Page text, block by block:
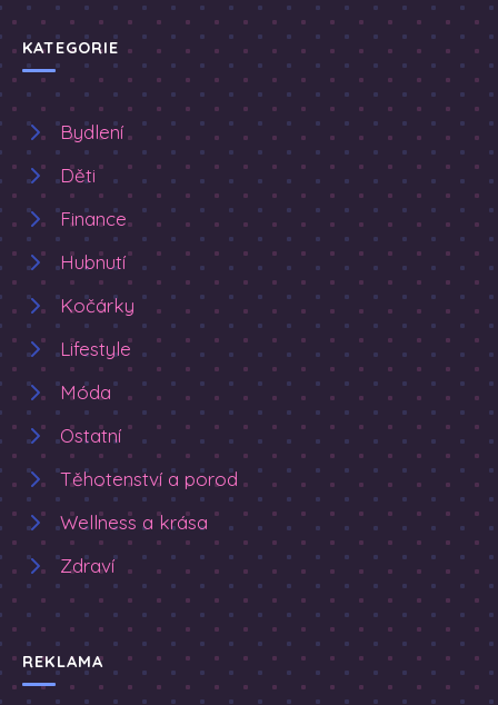
KATEGORIE
Bydlení
Děti
Finance
Hubnutí
Kočárky
Lifestyle
Móda
Ostatní
Těhotenství a porod
Wellness a krása
Zdraví
REKLAMA